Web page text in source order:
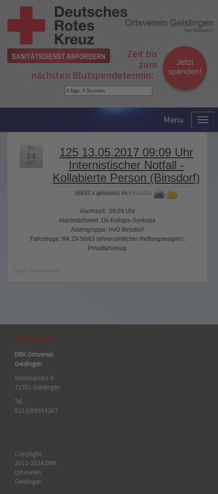
Zeit bis
zum
nächsten Blutspendetermin:
Menu
125 13.05.2017 09:09 Uhr
Internistischer Notfall -
Kollabierte Person (Binsdorf)
(6892 x gelesen) im Einsätze
Mai
14
2017
Alarmzeit: 09:09 Uhr
Alarmstichwort: 1N-Kollaps-Synkope
Alarmgruppe: HvO Binsdorf
Fahrzeuge: RK ZA 56/83 (ehrenamtlicher Rettungswagen),
Privatfahrzeug
Tags (Suchwörter):
KONTAKT
DRK Ortsverein
Geislingen
Schlossplatz 8
72351 Geislingen
Tel.:
0152/09993267
Copyright:
2012-2024 DRK
Ortsverein
Geislingen